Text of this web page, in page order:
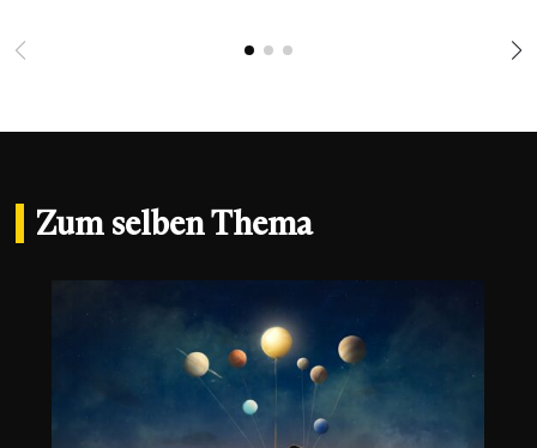
Zum selben Thema